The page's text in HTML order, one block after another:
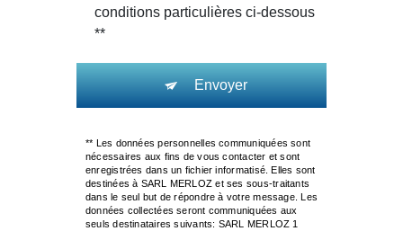
conditions particulières ci-dessous
**
Envoyer
** Les données personnelles communiquées sont
nécessaires aux fins de vous contacter et sont
enregistrées dans un fichier informatisé. Elles sont
destinées à SARL MERLOZ et ses sous-traitants
dans le seul but de répondre à votre message. Les
données collectées seront communiquées aux
seuls destinataires suivants: SARL MERLOZ 1